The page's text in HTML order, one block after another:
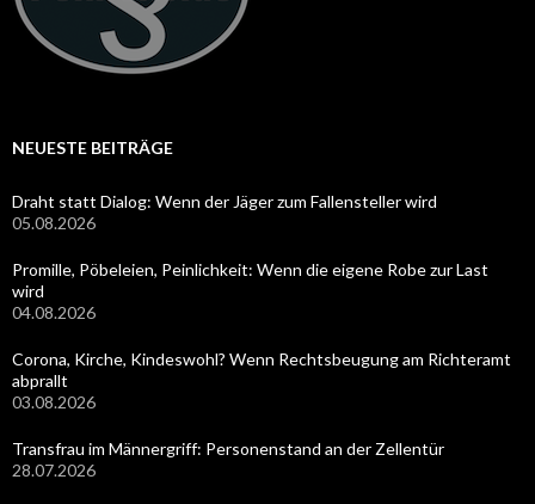
NEUESTE BEITRÄGE
Draht statt Dialog: Wenn der Jäger zum Fallensteller wird
05.08.2026
Promille, Pöbeleien, Peinlichkeit: Wenn die eigene Robe zur Last
wird
04.08.2026
Corona, Kirche, Kindeswohl? Wenn Rechtsbeugung am Richteramt
abprallt
03.08.2026
Transfrau im Männergriff: Personenstand an der Zellentür
28.07.2026